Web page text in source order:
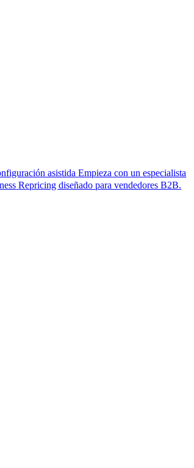
asistida Empieza con un especialista
Repricing diseñado para vendedores B2B.